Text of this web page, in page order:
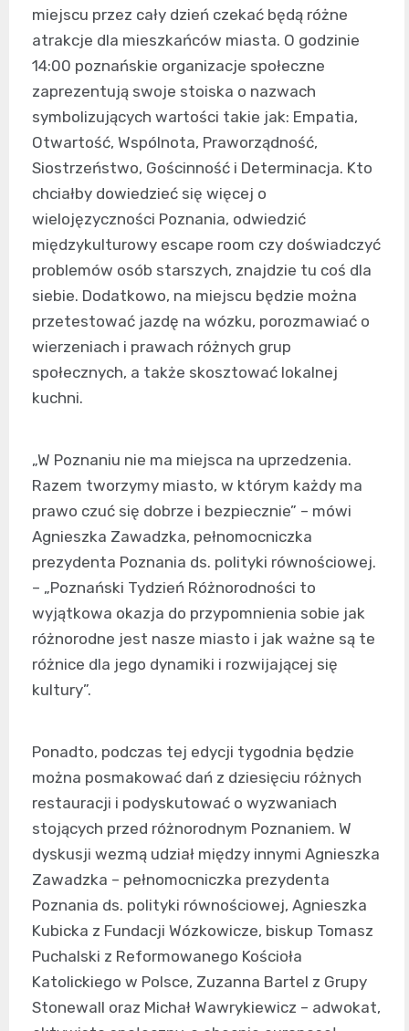
miejscu przez cały dzień czekać będą różne
atrakcje dla mieszkańców miasta. O godzinie
14:00 poznańskie organizacje społeczne
zaprezentują swoje stoiska o nazwach
symbolizujących wartości takie jak: Empatia,
Otwartość, Wspólnota, Praworządność,
Siostrzeństwo, Gościnność i Determinacja. Kto
chciałby dowiedzieć się więcej o
wielojęzyczności Poznania, odwiedzić
międzykulturowy escape room czy doświadczyć
problemów osób starszych, znajdzie tu coś dla
siebie. Dodatkowo, na miejscu będzie można
przetestować jazdę na wózku, porozmawiać o
wierzeniach i prawach różnych grup
społecznych, a także skosztować lokalnej
kuchni.
„W Poznaniu nie ma miejsca na uprzedzenia.
Razem tworzymy miasto, w którym każdy ma
prawo czuć się dobrze i bezpiecznie” – mówi
Agnieszka Zawadzka, pełnomocniczka
prezydenta Poznania ds. polityki równościowej.
– „Poznański Tydzień Różnorodności to
wyjątkowa okazja do przypomnienia sobie jak
różnorodne jest nasze miasto i jak ważne są te
różnice dla jego dynamiki i rozwijającej się
kultury”.
Ponadto, podczas tej edycji tygodnia będzie
można posmakować dań z dziesięciu różnych
restauracji i podyskutować o wyzwaniach
stojących przed różnorodnym Poznaniem. W
dyskusji wezmą udział między innymi Agnieszka
Zawadzka – pełnomocniczka prezydenta
Poznania ds. polityki równościowej, Agnieszka
Kubicka z Fundacji Wózkowicze, biskup Tomasz
Puchalski z Reformowanego Kościoła
Katolickiego w Polsce, Zuzanna Bartel z Grupy
Stonewall oraz Michał Wawrykiewicz – adwokat,